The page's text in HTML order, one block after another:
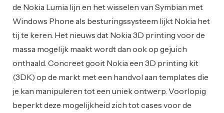
de Nokia Lumia lijn en het wisselen van Symbian met
Windows Phone als besturingssysteem lijkt Nokia het
tij te keren. Het nieuws dat Nokia 3D printing voor de
massa mogelijk maakt wordt dan ook op gejuich
onthaald. Concreet gooit Nokia een 3D printing kit
(3DK) op de markt met een handvol aan templates die
je kan manipuleren tot een uniek ontwerp. Voorlopig
beperkt deze mogelijkheid zich tot cases voor de